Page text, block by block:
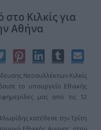
Κιλκίς για
Αθήνα
Νεοσυλλέκτων Κιλκίς
το υπουργείο Εθνικής
μας από τις 12
κατέθεσε την Τρίτη